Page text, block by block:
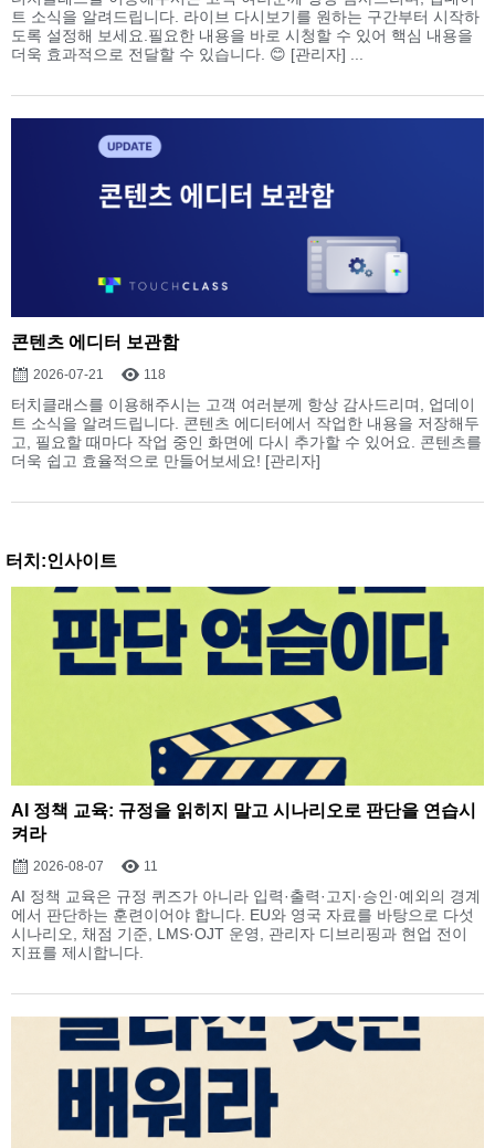
트 소식을 알려드립니다. 라이브 다시보기를 원하는 구간부터 시작하
도록 설정해 보세요.필요한 내용을 바로 시청할 수 있어 핵심 내용을
더욱 효과적으로 전달할 수 있습니다. 😊 [관리자] ...
콘텐츠 에디터 보관함
2026-07-21 118
터치클래스를 이용해주시는 고객 여러분께 항상 감사드리며, 업데이
트 소식을 알려드립니다. 콘텐츠 에디터에서 작업한 내용을 저장해두
고, 필요할 때마다 작업 중인 화면에 다시 추가할 수 있어요. 콘텐츠를
더욱 쉽고 효율적으로 만들어보세요! [관리자]
터치:인사이트
AI 정책 교육: 규정을 읽히지 말고 시나리오로 판단을 연습시
켜라
2026-08-07 11
AI 정책 교육은 규정 퀴즈가 아니라 입력·출력·고지·승인·예외의 경계
에서 판단하는 훈련이어야 합니다. EU와 영국 자료를 바탕으로 다섯
시나리오, 채점 기준, LMS·OJT 운영, 관리자 디브리핑과 현업 전이
지표를 제시합니다.